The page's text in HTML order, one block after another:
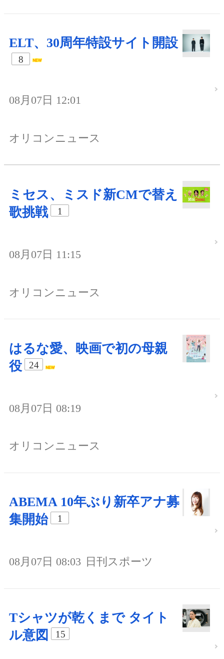
ELT、30周年特設サイト開設
8
08月07日 12:01
オリコンニュース
ミセス、ミスド新CMで替え
歌挑戦
1
08月07日 11:15
オリコンニュース
はるな愛、映画で初の母親
役
24
08月07日 08:19
オリコンニュース
ABEMA 10年ぶり新卒アナ募
集開始
1
08月07日 08:03 日刊スポーツ
Tシャツが乾くまで タイト
ル意図
15